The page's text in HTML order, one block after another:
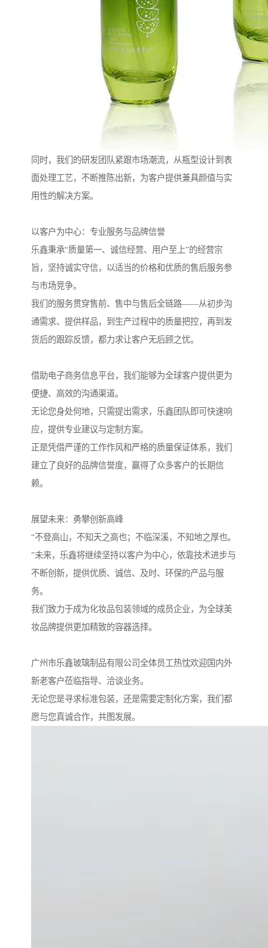
同时，我们的研发团队紧跟市场潮流，从瓶型设计到表
面处理工艺，不断推陈出新，为客户提供兼具颜值与实
用性的解决方案。
以客户为中心：专业服务与品牌信誉
乐鑫秉承“质量第一、诚信经营、用户至上”的经营宗
旨，坚持诚实守信，以适当的价格和优质的售后服务参
与市场竞争。
我们的服务贯穿售前、售中与售后全链路——从初步沟
通需求、提供样品，到生产过程中的质量把控，再到发
货后的跟踪反馈，都力求让客户无后顾之忧。
借助电子商务信息平台，我们能够为全球客户提供更为
便捷、高效的沟通渠道。
无论您身处何地，只需提出需求，乐鑫团队即可快速响
应，提供专业建议与定制方案。
正是凭借严谨的工作作风和严格的质量保证体系，我们
建立了良好的品牌信誉度，赢得了众多客户的长期信
赖。
展望未来：勇攀创新高峰
“不登高山，不知天之高也；不临深溪，不知地之厚也。
”未来，乐鑫将继续坚持以客户为中心，依靠技术进步与
不断创新，提供优质、诚信、及时、环保的产品与服
务。
我们致力于成为化妆品包装领域的成员企业，为全球美
妆品牌提供更加精致的容器选择。
广州市乐鑫玻璃制品有限公司全体员工热忱欢迎国内外
新老客户莅临指导、洽谈业务。
无论您是寻求标准包装，还是需要定制化方案，我们都
愿与您真诚合作，共图发展。